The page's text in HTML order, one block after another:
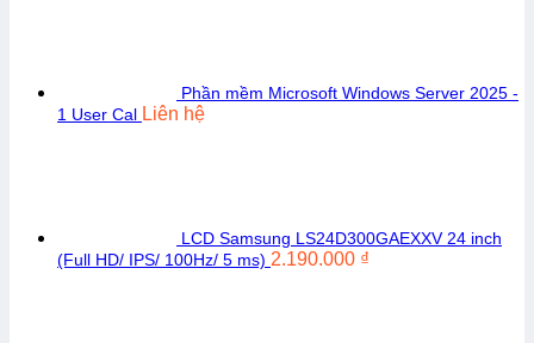
Phần mềm Microsoft Windows Server 2025 -
1 User Cal Liên hệ
LCD Samsung LS24D300GAEXXV 24 inch
(Full HD/ IPS/ 100Hz/ 5 ms) 2.190.000 ₫